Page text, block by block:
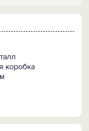
коробка